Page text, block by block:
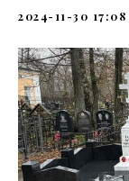
2024-11-30 17:08